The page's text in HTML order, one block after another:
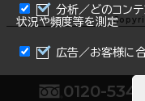
0120-534-
分析／どのコン
状況や頻度等を測定
広告／お客様に
ログイン
北海道
青森県